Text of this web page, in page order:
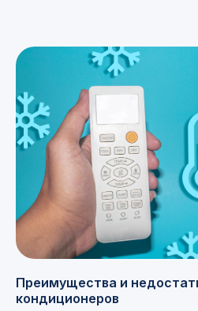
Преимущества и
кондиционеров